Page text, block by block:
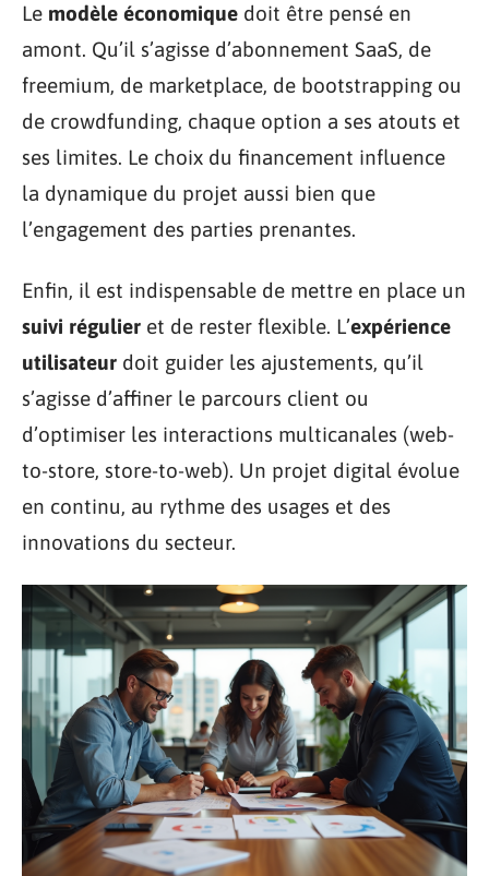
Le modèle économique doit être pensé en
amont. Qu’il s’agisse d’abonnement SaaS, de
freemium, de marketplace, de bootstrapping ou
de crowdfunding, chaque option a ses atouts et
ses limites. Le choix du financement influence
la dynamique du projet aussi bien que
l’engagement des parties prenantes.
Enfin, il est indispensable de mettre en place un
suivi régulier et de rester flexible. L’expérience
utilisateur doit guider les ajustements, qu’il
s’agisse d’affiner le parcours client ou
d’optimiser les interactions multicanales (web-
to-store, store-to-web). Un projet digital évolue
en continu, au rythme des usages et des
innovations du secteur.